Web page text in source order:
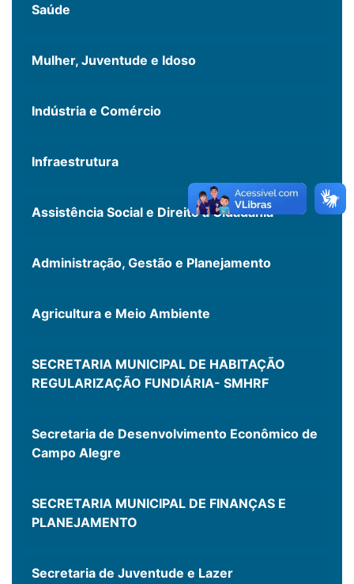
Saúde
Mulher, Juventude e Idoso
Indústria e Comércio
Infraestrutura
Assistência Social e Direito a Cidadania
Administração, Gestão e Planejamento
Agricultura e Meio Ambiente
SECRETARIA MUNICIPAL DE HABITAÇÃO
REGULARIZAÇÃO FUNDIÁRIA- SMHRF
Secretaria de Desenvolvimento Econômico de
Campo Alegre
SECRETARIA MUNICIPAL DE FINANÇAS E
PLANEJAMENTO
Secretaria de Juventude e Lazer